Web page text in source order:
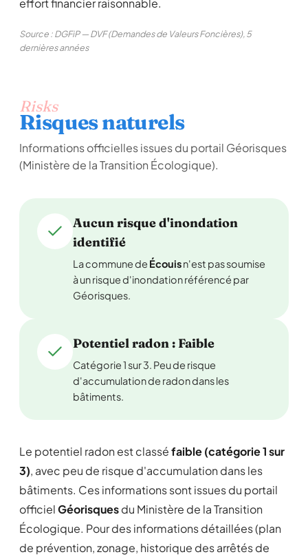
effort financier raisonnable.
Source : DGFiP — DVF (Demandes de Valeurs Foncières), 5
dernières années
Risks
Risques naturels
Informations officielles issues du portail Géorisques
(Ministère de la Transition Écologique).
Aucun risque d'inondation
identifié
La commune de Écouisn'est pas soumise
à un risque d'inondation référencé par
Géorisques.
Potentiel radon : Faible
Catégorie 1 sur 3. Peu de risque
d'accumulation de radon dans les
bâtiments.
Le potentiel radon est classéfaible (catégorie 1 sur
3), avec peu de risque d'accumulation dans les
bâtiments. Ces informations sont issues du portail
officielGéorisquesdu Ministère de la Transition
Écologique. Pour des informations détaillées (plan
de prévention, zonage, historique des arrêtés de